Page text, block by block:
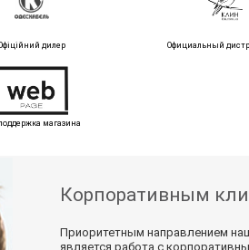
дилер Официальный
магазина
Корпоративным
Приоритетным направлением
является работа с